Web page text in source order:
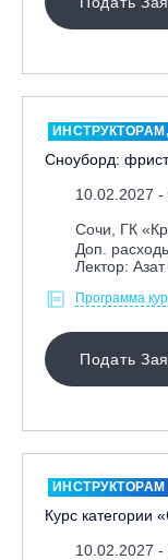
Сноуборд:
10.02.2027
Сочи, ГК
Доп.
Лектор:
Программа
Подать
ИНСТРУКТОРАМ
Курс категории
10.02.2027